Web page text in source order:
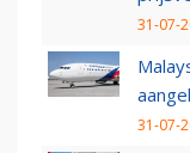
31-07-
31-07-